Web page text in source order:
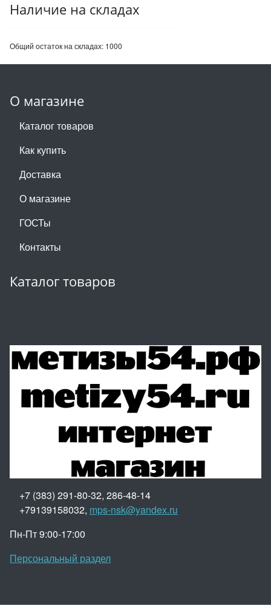
Наличие на складах
Общий остаток на складах: 1000
О магазине
Каталог товаров
Как купить
Доставка
О магазине
ГОСТы
Контакты
Каталог товаров
+7 (383) 291-80-32, 286-48-14
+79139158032, mps-nsk@yandex.ru
Пн-Пт 9:00-17:00
Персональный раздел